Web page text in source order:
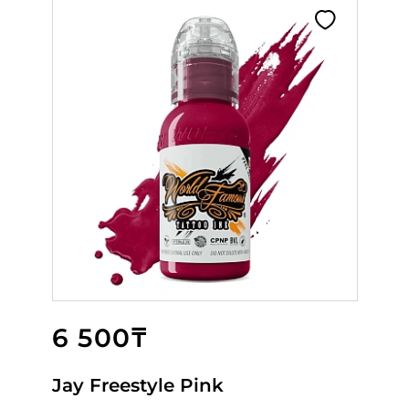
6 500₸
Jay Freestyle Pink
3 600₸
Columbus Seafoam
6 500₸
Dracula Red